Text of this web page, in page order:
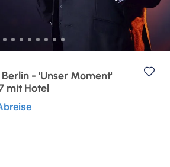
- 'Unser Moment'
mit Hotel